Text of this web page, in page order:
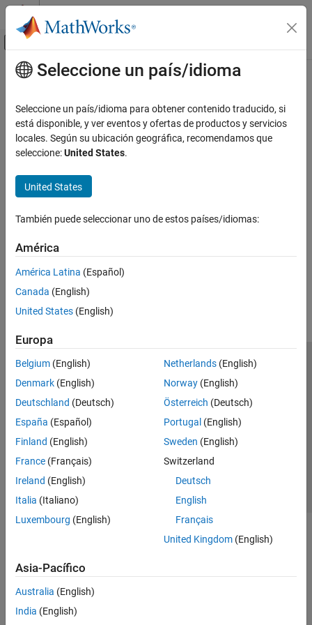
Saltar al contenido
Mostrar/ocultar menú de navegación
Inicio de Documentación
Contenido principal
¿Qué tan útil fue esta traducción?
Seleccione un país/idioma
Seleccione un país/idioma para obtener contenido traducido, si
está disponible, y ver eventos y ofertas de productos y servicios
locales. Según su ubicación geográfica, recomendamos que
seleccione:United States.
United States
También puede seleccionar uno de estos países/idiomas:
América
América Latina (Español)
Canada (English)
United States (English)
Europa
Belgium (English)
Denmark (English)
Deutschland (Deutsch)
España (Español)
Finland (English)
France (Français)
Ireland (English)
Italia (Italiano)
Luxembourg (English)
Netherlands(English)
Norway(English)
Österreich (Deutsch)
Portugal (English)
Sweden (English)
Switzerland
Deutsch
English
Français
United Kingdom(English)
Asia-Pacífico
Australia (English)
India (English)
Centro de confianza
Marcas comerciales
Política de privacidad
Antipiratería
Estado de las aplicaciones
Información de contacto
© 1994-2026 The MathWorks, Inc.